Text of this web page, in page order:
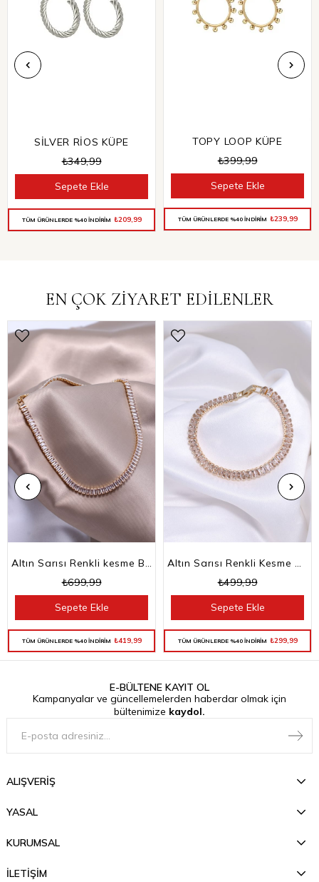
SİLVER RİOS KÜPE
₺349,99
Sepete Ekle
TÜM ÜRÜNLERDE %40 İNDİRİM ₺209,99
TOPY LOOP KÜPE
₺399,99
Sepete Ekle
TÜM ÜRÜNLERDE %40 İNDİRİM ₺239,99
EN ÇOK ZİYARET EDİLENLER
Altın Sarısı Renkli kesme Baget Taşlı Su Yolu Choker Kolye
₺699,99
TÜM ÜRÜNLERDE %40 İNDİRİM ₺419,99
Sepete Ekle
Altın Sarısı Renkli Kesme Baget Taşlı Su Yolu Bileklik
₺499,99
TÜM ÜRÜNLERDE %40 İNDİRİM ₺299,99
Sepete Ekle
E-BÜLTENE KAYIT OL
Kampanyalar ve güncellemelerden haberdar olmak için
bültenimize kaydol.
ALIŞVERİŞ
YASAL
KURUMSAL
İLETİŞİM